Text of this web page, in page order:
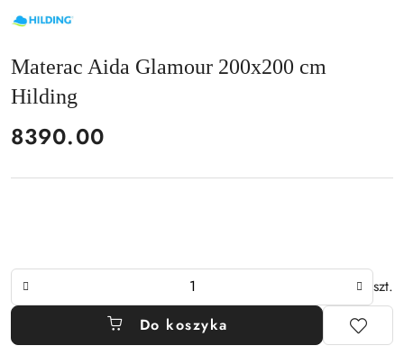
NAZWA
PRODUCENTA:
Materac Aida Glamour 200x200 cm
Hilding
cena:
8390.00
szt.
Do koszyka